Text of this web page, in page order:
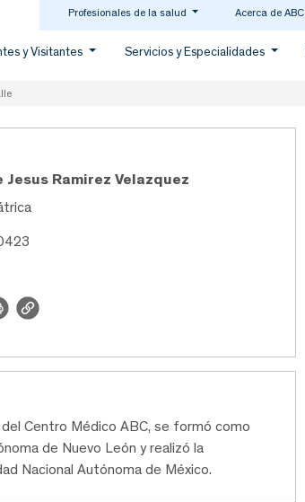
Profesionales de la salud Acerca de ABC
y Visitantes Servicios y Especialidades
Jesus Ramirez Velazquez
Centro Médico ABC, se formó como
de Nuevo León y realizó la
Nacional Autónoma de México.